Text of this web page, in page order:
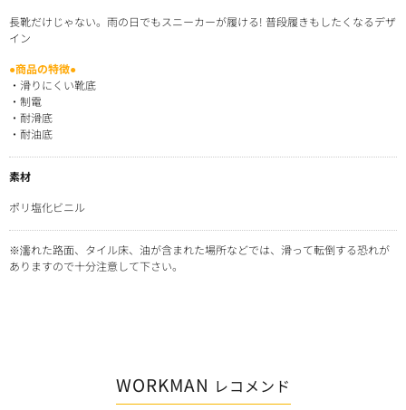
長靴だけじゃない。雨の日でもスニーカーが履ける! 普段履きもしたくなるデザ
イン
●商品の特徴●
・滑りにくい靴底
・制電
・耐滑底
・耐油底
素材
ポリ塩化ビニル
※濡れた路面、タイル床、油が含まれた場所などでは、滑って転倒する恐れが
ありますので十分注意して下さい。
WORKMAN レコメンド